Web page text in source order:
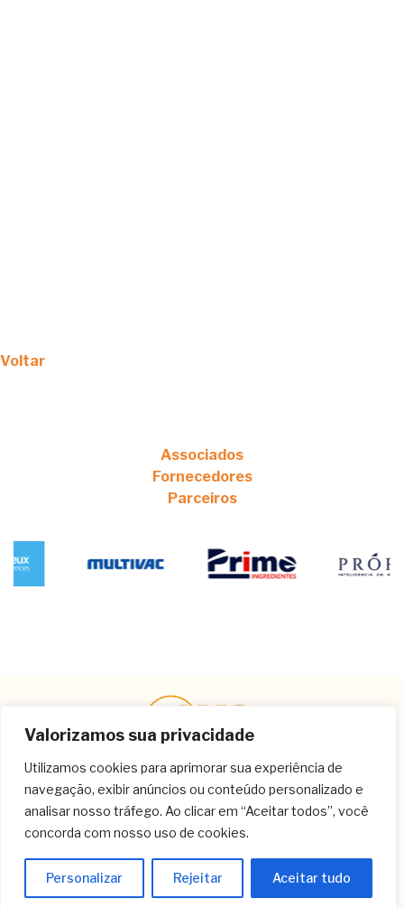
Valorizamos sua privacidade
Utilizamos cookies para aprimorar sua experiência de
navegação, exibir anúncios ou conteúdo personalizado e
analisar nosso tráfego. Ao clicar em “Aceitar todos”, você
concorda com nosso uso de cookies.
Personalizar Rejeitar Aceitar tudo
Voltar
Associados
Fornecedores
Parceiros
Contato
(11) 3259-8266